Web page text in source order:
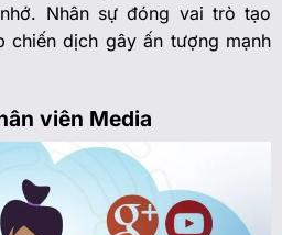
Nhân sự đóng vai trò tạo
chiến dịch gây ấn tượng mạnh
viên Media